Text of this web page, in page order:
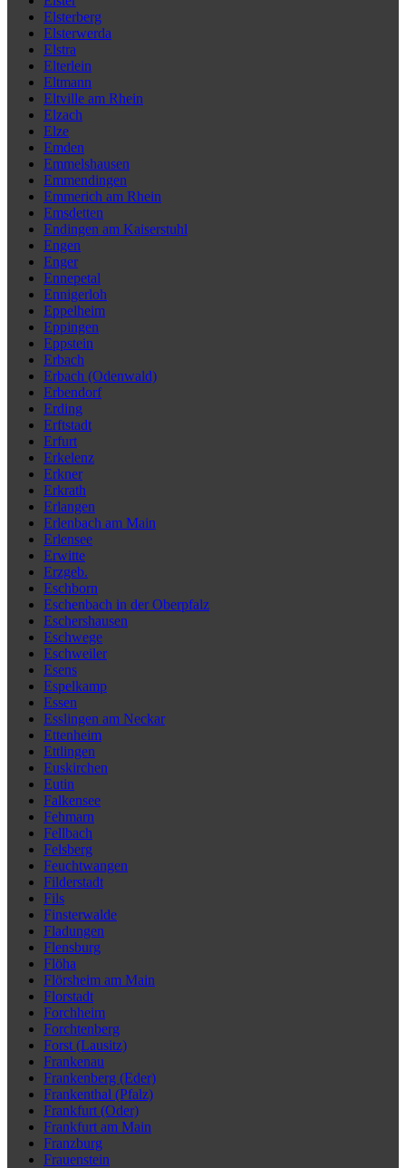
Elsterberg
Elsterwerda
Elstra
Elterlein
Eltmann
Eltville am Rhein
Elzach
Elze
Emden
Emmelshausen
Emmendingen
Emmerich am Rhein
Emsdetten
Endingen am Kaiserstuhl
Engen
Enger
Ennepetal
Ennigerloh
Eppelheim
Eppingen
Eppstein
Erbach
Erbach (Odenwald)
Erbendorf
Erding
Erftstadt
Erfurt
Erkelenz
Erkner
Erkrath
Erlangen
Erlenbach am Main
Erlensee
Erwitte
Erzgeb.
Eschborn
Eschenbach in der Oberpfalz
Eschershausen
Eschwege
Eschweiler
Esens
Espelkamp
Essen
Esslingen am Neckar
Ettenheim
Ettlingen
Euskirchen
Eutin
Falkensee
Fehmarn
Fellbach
Felsberg
Feuchtwangen
Filderstadt
Fils
Finsterwalde
Fladungen
Flensburg
Flöha
Flörsheim am Main
Florstadt
Forchheim
Forchtenberg
Forst (Lausitz)
Frankenau
Frankenberg (Eder)
Frankenthal (Pfalz)
Frankfurt (Oder)
Frankfurt am Main
Franzburg
Frauenstein